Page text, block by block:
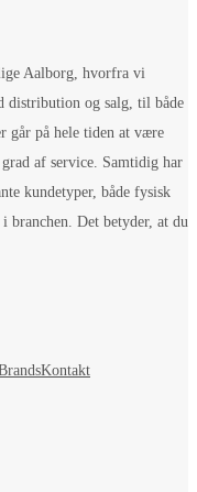
Aalborg, hvorfra vi
distribution og salg, til både
går på hele tiden at være
af service. Samtidig har
kundetyper, både fysisk
Det betyder, at du
Kontakt